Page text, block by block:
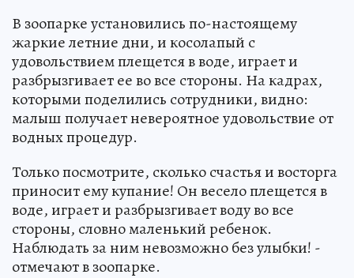
В зоопарке установились по-настоящему
жаркие летние дни, и косолапый с
удовольствием плещется в воде, играет и
разбрызгивает ее во все стороны. На кадрах,
которыми поделились сотрудники, видно:
малыш получает невероятное удовольствие от
водных процедур.
Только посмотрите, сколько счастья и восторга
приносит ему купание! Он весело плещется в
воде, играет и разбрызгивает воду во все
стороны, словно маленький ребенок.
Наблюдать за ним невозможно без улыбки! -
отмечают в зоопарке.